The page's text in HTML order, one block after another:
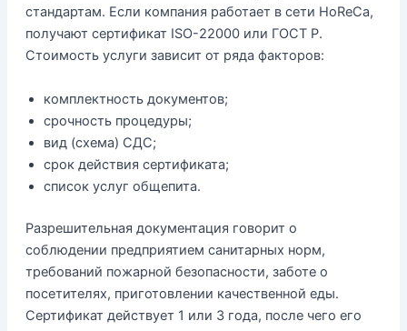
стандартам. Если компания работает в сети HoReCa,
получают сертификат ISO-22000 или ГОСТ Р.
Стоимость услуги зависит от ряда факторов:
комплектность документов;
срочность процедуры;
вид (схема) СДС;
срок действия сертификата;
список услуг общепита.
Разрешительная документация говорит о
соблюдении предприятием санитарных норм,
требований пожарной безопасности, заботе о
посетителях, приготовлении качественной еды.
Сертификат действует 1 или 3 года, после чего его